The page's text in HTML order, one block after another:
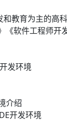
和教育为主的高
软件工程师开
发环境
介绍
开发环境